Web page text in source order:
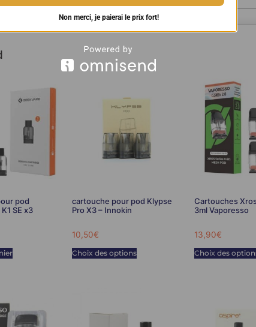
pod
SE x3
cartouche pour pod Klypse
Pro X3 – Innokin
10,50€
Choix des options
Cartouches
3ml Vaporesso
13,90€
Choix des
Non merci, je paierai le prix fort!